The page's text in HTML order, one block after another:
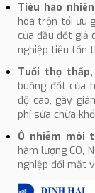
Tiêu hao
hòa trộn tối ưu
của đầu đốt giả
nghiệp tiêu tốn
Tuổi thọ
buồng đốt của
độ cao, gây
phí sửa chữa
Ô nhiễm môi
hàm lượng CO,
nghiệp đối mặt